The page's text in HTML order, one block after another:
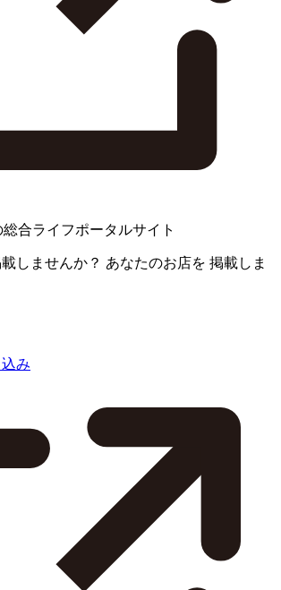
総合ライフポータルサイト
しませんか？ あなたのお店を 掲載しま
み